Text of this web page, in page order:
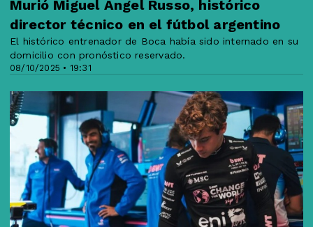
08/10/2025 • 19:31
Murió Miguel Ángel Russo, histórico
director técnico en el fútbol argentino
El histórico entrenador de Boca había sido internado en su
domicilio con pronóstico reservado.